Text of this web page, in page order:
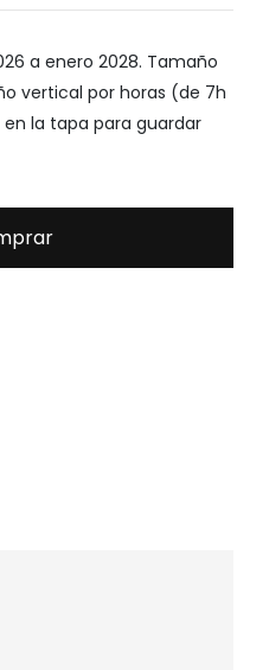
a enero 2028. Tamaño
vertical por horas (de 7h
la tapa para guardar